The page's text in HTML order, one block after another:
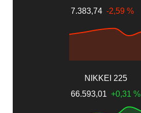
7.383,74 -2,59 %
NIKKEI 225
66.593,01 +0,31 %